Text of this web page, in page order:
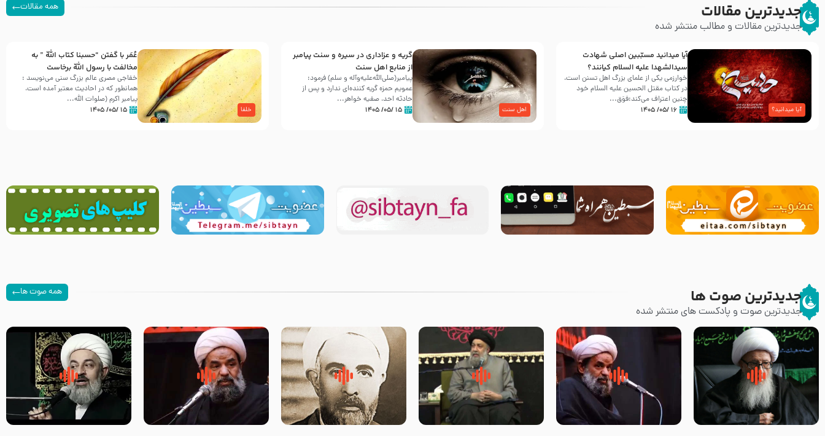
جدیدترین مقالات
جدیدترین مقالات و مطالب منتشر شده
همه مقالات
آیا میدانید؟
آیا میدانید مسبّبین اصلی شهادت
سیدالشهدا علیه ‌السلام کیانند؟
خوارزمی یکی از علمای بزرگ اهل تسنن است،
در کتاب مقتل الحسین علیه ‌السلام خود
چنین اعتراف می‌کند:فوَق...
۱۶ /۰۵/ ۱۴۰۵ اهل سنت
گریه و عزاداری در سیره و سنت پیامبر
از منابع اهل سنت
پیامبر(صلی‌الله‌علیه‌وآله و سلم) فرمود:
عمویم حمزه گریه کننده‌ای ندارد و پس از
حادثه احد، صفیه خواهر...
۱۵ /۰۵/ ۱۴۰۵ خلفا
عُمَر با گفتن “حسبنا كتاب اللّه ” به
مخالفت با رسول اللّه برخاست
خفاجی مصری عالم بزرگ سنی می‌نویسد :
همانطور که در احادیث معتبر آمده است،
پیامبر اکرم (صلوات اللّه...
۱۵ /۰۵/ ۱۴۰۵
جدیدترین صوت ها
جدیدترین صوت و پادکست های منتشر شده
همه صوت ها
زوّار اربعین امام حسین (علیه
السلام) با این اشتیاق به زیارت
روضه جانسوز پاره های جگر امام
حسن مجتبی علیه السلام-حجت
لقب حضرت رقیه سلام الله علیها
به چه معناست – حجت الاسلام
روضه‌ی مجلس یزید ملعون و
اسارت اهل‌بیت علیهم‌السلام –
سلام جوانی که امام حسین علیه
السلام خودش جوابش را دادند
زیارتی که اسباب رزق زیاد و عمر
طولانی است حجت السلام حسین